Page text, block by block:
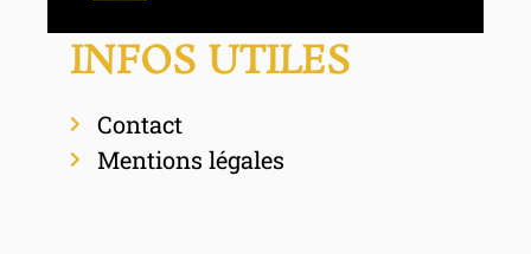
INFOS UTILES
Contact
Mentions légales